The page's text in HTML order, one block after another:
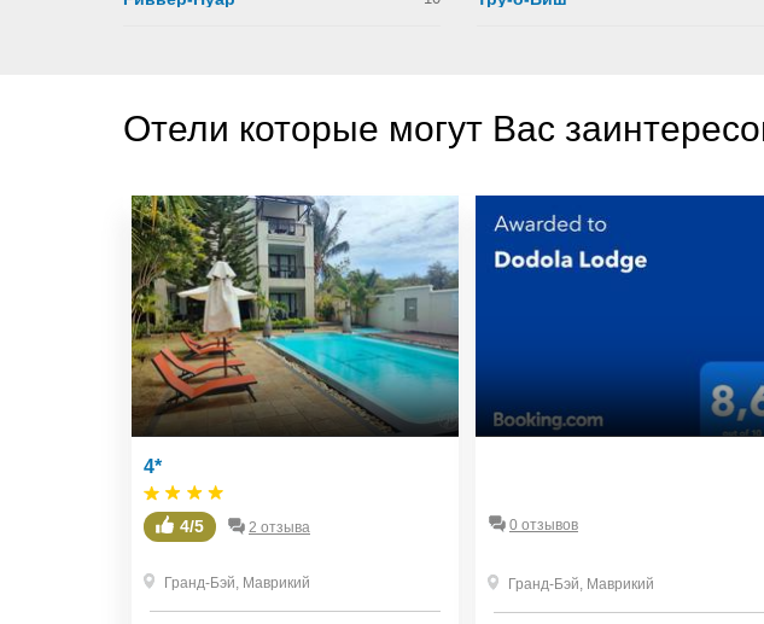
Отели которые могут Вас
4*
4/5 2 отзыва
Гранд-Бэй, Маврикий
0 отзывов
Гранд-Бэй, Маврикий